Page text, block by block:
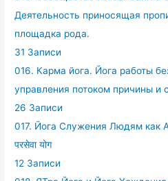
Деятельность приносящая
площадка рода.
31 Записи
016. Карма йога. Йога работы
управления потоком причины и
26 Записи
017. Йога Служения Людям как
परसेवा योग
12 Записи